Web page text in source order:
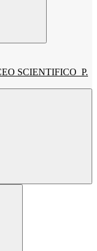
SCIENTIFICO P.